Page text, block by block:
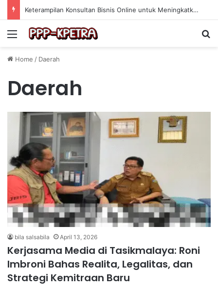
Keterampilan Konsultan Bisnis Online untuk Meningkatkan Pendapatan Berdasarkan Pengalaman Praktis
Menu
Home / Daerah
Daerah
bila salsabila April 13, 2026
Kerjasama Media di Tasikmalaya: Roni
Imbroni Bahas Realita, Legalitas, dan
Strategi Kemitraan Baru